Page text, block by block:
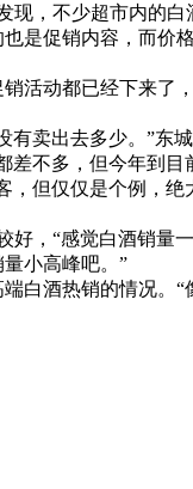
，不少超市内的白
是促销内容，而
动都已经下来了
出去多少。”东
差不多，但今年到
仅仅是个例，绝
，“感觉白酒销量
小高峰吧。”
酒热销的情况。“